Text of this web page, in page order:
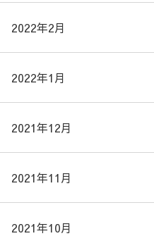
2022年2月
2022年1月
2021年12月
2021年11月
2021年10月